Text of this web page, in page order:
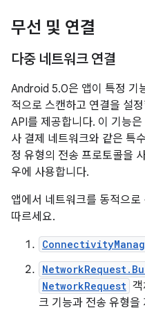
무선 및 연결
다중 네트워크 연결
Android 5.0은 앱이 특정 기
적으로 스캔하고 연결을 설
API를 제공합니다. 이 기능
사 결제 네트워크와 같은 특
정 유형의 전송 프로토콜을
우에 사용합니다.
앱에서 네트워크를 동적으
따르세요.
NetworkRequest
크 기능과 전송 유형을